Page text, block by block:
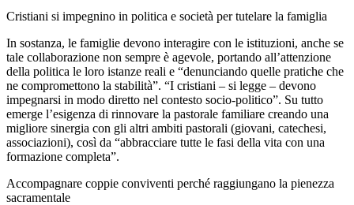
Cristiani si impegnino in politica e società per tutelare la famiglia
In sostanza, le famiglie devono interagire con le istituzioni, anche se
tale collaborazione non sempre è agevole, portando all’attenzione
della politica le loro istanze reali e “denunciando quelle pratiche che
ne compromettono la stabilità”. “I cristiani – si legge – devono
impegnarsi in modo diretto nel contesto socio-politico”. Su tutto
emerge l’esigenza di rinnovare la pastorale familiare creando una
migliore sinergia con gli altri ambiti pastorali (giovani, catechesi,
associazioni), così da “abbracciare tutte le fasi della vita con una
formazione completa”.
Accompagnare coppie conviventi perché raggiungano la pienezza
sacramentale